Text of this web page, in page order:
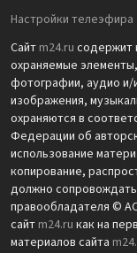
Настройки телеэфира
Сайт m24.ru содержит
охраняемые
фотографии, аудио и/
изображения,
охраняются в
Федерации об
использование
копирование,
должно
правообладателя ©
сайт m24.ru как на
материалов сайта